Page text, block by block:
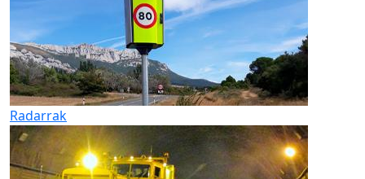
Radarrak